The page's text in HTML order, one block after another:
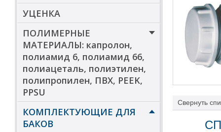
УЦЕНКА
ПОЛИМЕРНЫЕ
МАТЕРИАЛЫ: капролон,
полиамид 6, полиамид 66,
полиацеталь, полиэтилен,
полипропилен, ПВХ, PEEK,
PPSU
КОМПЛЕКТУЮЩИЕ ДЛЯ
БАКОВ
Скачать
Свернуть